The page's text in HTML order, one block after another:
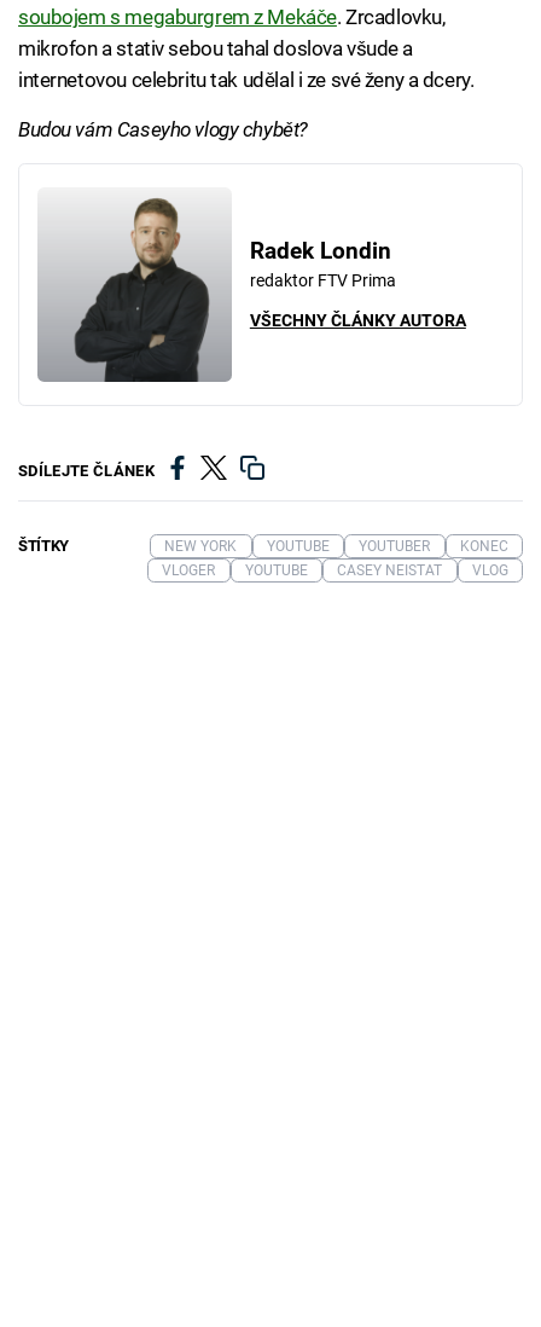
soubojem s megaburgrem z Mekáče. Zrcadlovku,
mikrofon a stativ sebou tahal doslova všude a
internetovou celebritu tak udělal i ze své ženy a dcery.
Budou vám Caseyho vlogy chybět?
Radek Londin
redaktor FTV Prima
VŠECHNY ČLÁNKY AUTORA
SDÍLEJTE ČLÁNEK
ŠTÍTKY NEW YORK YOUTUBE YOUTUBER
KONEC
VLOGER
YOUTUBE CASEY NEISTAT VLOG